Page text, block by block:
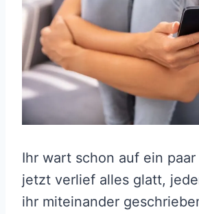
Ihr wart schon auf ein
jetzt verlief alles glatt,
ihr miteinander